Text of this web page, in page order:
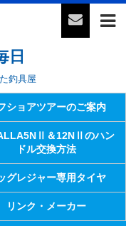
日
釣具屋
ショアツアーのご案内
＆12NⅡのハン
ドル交換方法
グレジャー専用タイヤ
リンク・メーカー